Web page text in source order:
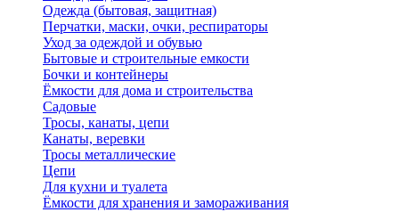
Одежда (бытовая, защитная)
Перчатки, маски, очки, респираторы
Уход за одеждой и обувью
Бытовые и строительные емкости
Бочки и контейнеры
Ёмкости для дома и строительства
Садовые
Тросы, канаты, цепи
Канаты, веревки
Тросы металлические
Цепи
Для кухни и туалета
Ёмкости для хранения и замораживания